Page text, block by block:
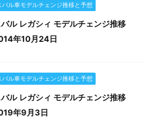
バル車モデルチェンジ推移と予想
バル レガシィ モデルチェンジ推移
年10月24日
バル車モデルチェンジ推移と予想
バル レガシィ モデルチェンジ推移
年9月3日